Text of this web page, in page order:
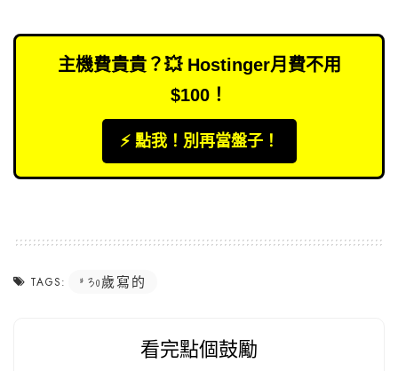
主機費貴貴？💥 Hostinger月費不用
$100！
⚡️ 點我！別再當盤子！
TAGS: 30歲寫的
看完點個鼓勵